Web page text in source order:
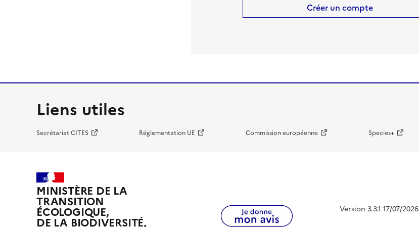
Créer un compte
Liens utiles
Secrétariat CITES Réglementation UE Commission européenne Species+
MINISTÈRE DE LA
TRANSITION
ÉCOLOGIQUE,
DE LA BIODIVERSITÉ,
Version 3.3.1 17/07/2026